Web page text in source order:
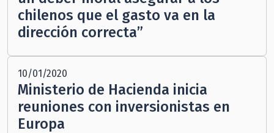
chilenos que el gasto va en la
dirección correcta”
10/01/2020
Ministerio de Hacienda inicia
reuniones con inversionistas en
Europa